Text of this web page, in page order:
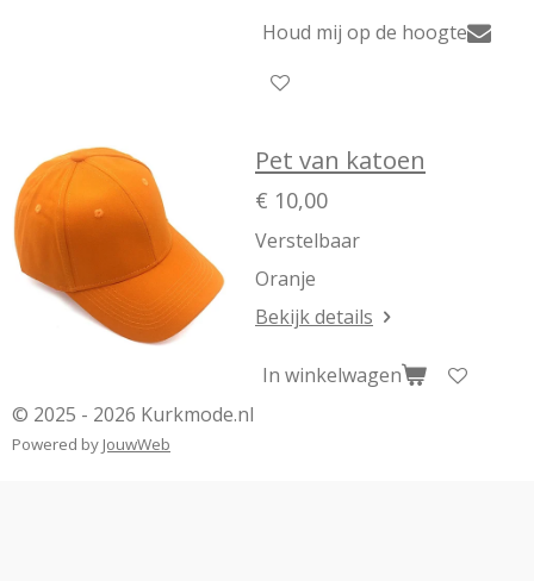
Houd mij op de hoogte
Pet van katoen
€ 10,00
Verstelbaar
Oranje
Bekijk details
In winkelwagen
© 2025 - 2026 Kurkmode.nl
Powered by JouwWeb